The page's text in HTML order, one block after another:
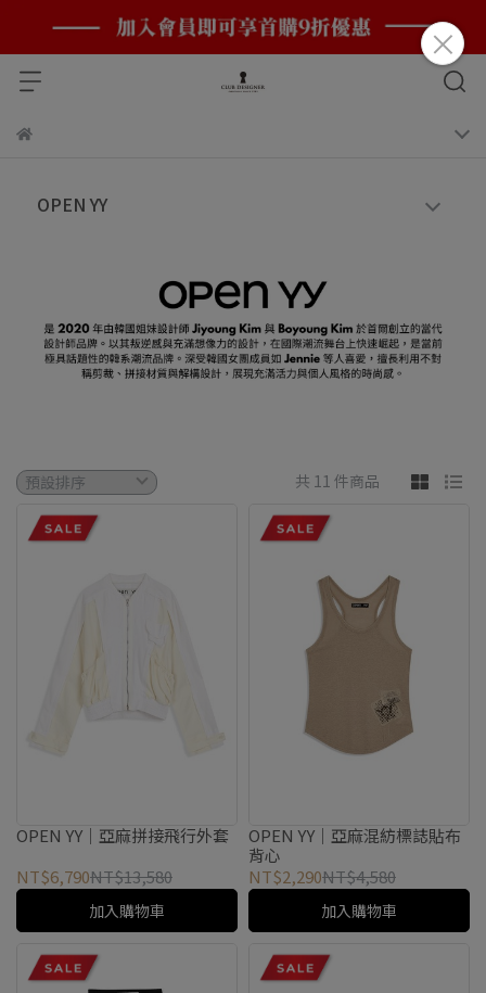
OPEN YY
共 11 件商品
OPEN YY｜亞麻拼接飛行外套
NT$6,790NT$13,580
加入購物車
OPEN YY｜亞麻混紡標誌貼布
背心
NT$2,290NT$4,580
加入購物車